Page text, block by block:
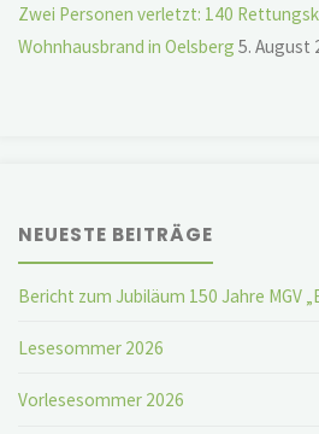
Zwei Personen verletzt: 140
Wohnhausbrand in Oelsberg 5. August
NEUESTE BEITRÄGE
Bericht zum Jubiläum 150 Jahre MGV
Lesesommer 2026
Vorlesesommer 2026